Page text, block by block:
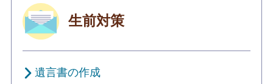
生前対策
遺言書の作成